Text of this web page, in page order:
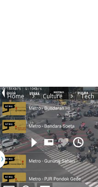
Home Culture Tech